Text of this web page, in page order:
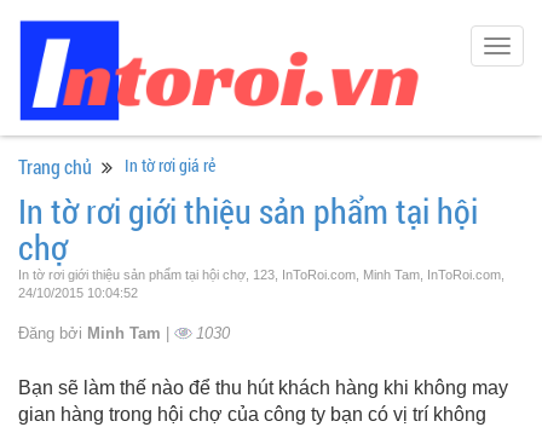
Trang chủ In tờ rơi giá rẻ
In tờ rơi giới thiệu sản phẩm tại hội
chợ
In tờ rơi giới thiệu sản phẩm tại hội chợ, 123, InToRoi.com, Minh Tam, InToRoi.com,
24/10/2015 10:04:52
Đăng bởi Minh Tam 1030
Bạn sẽ làm thế nào để thu hút khách hàng khi không may
gian hàng trong hội chợ của công ty bạn có vị trí không